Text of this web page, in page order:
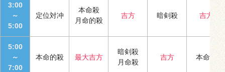
3:00
～
5:00
定位対冲
本命殺
月命的殺
吉方 暗剣殺 吉方
5:00
～
7:00
本命的殺 最大吉方
暗剣殺
月命殺
吉方 本命殺